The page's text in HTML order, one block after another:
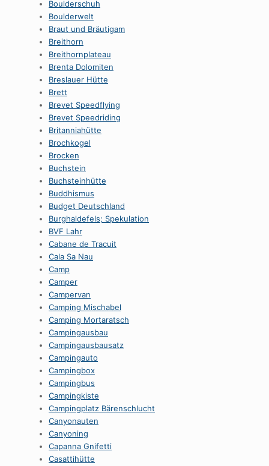
Boulderschuh
Boulderwelt
Braut und Bräutigam
Breithorn
Breithornplateau
Brenta Dolomiten
Breslauer Hütte
Brett
Brevet Speedflying
Brevet Speedriding
Britanniahütte
Brochkogel
Brocken
Buchstein
Buchsteinhütte
Buddhismus
Budget Deutschland
Burghaldefels; Spekulation
BVF Lahr
Cabane de Tracuit
Cala Sa Nau
Camp
Camper
Campervan
Camping Mischabel
Camping Mortaratsch
Campingausbau
Campingausbausatz
Campingauto
Campingbox
Campingbus
Campingkiste
Campingplatz Bärenschlucht
Canyonauten
Canyoning
Capanna Gnifetti
Casattihütte